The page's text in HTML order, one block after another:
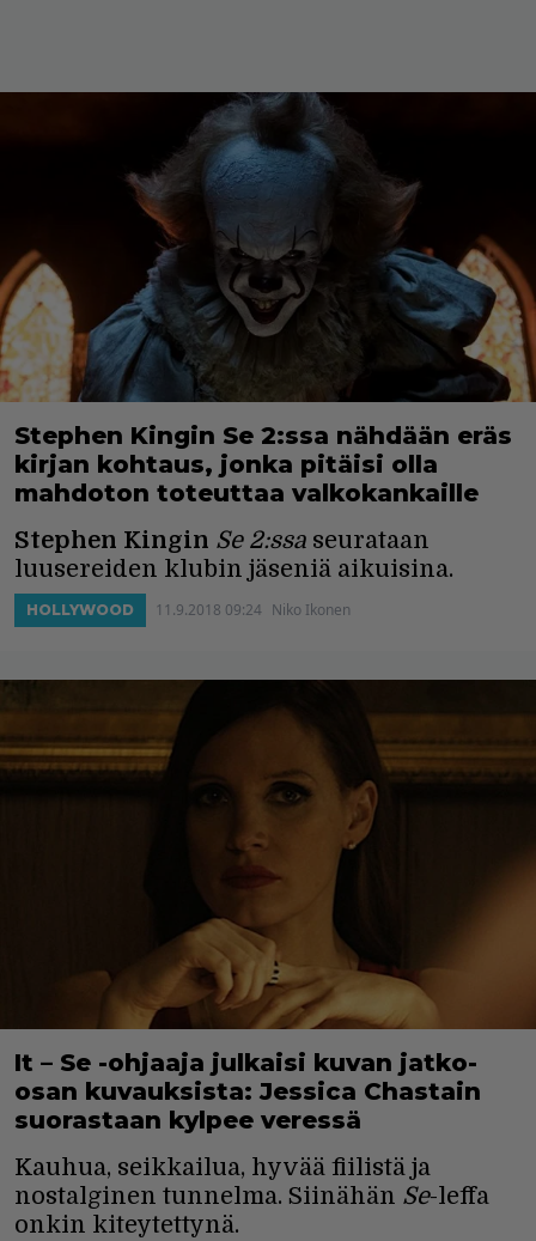
Stephen Kingin Se 2:ssa nähdään eräs
kirjan kohtaus, jonka pitäisi olla
mahdoton toteuttaa valkokankaille
Stephen Kingin Se 2:ssa seurataan
luusereiden klubin jäseniä aikuisina.
HOLLYWOOD 11.9.2018 09:24 Niko Ikonen
It – Se -ohjaaja julkaisi kuvan jatko-
osan kuvauksista: Jessica Chastain
suorastaan kylpee veressä
Kauhua, seikkailua, hyvää fiilistä ja
nostalginen tunnelma. Siinähän Se-leffa
onkin kiteytettynä.